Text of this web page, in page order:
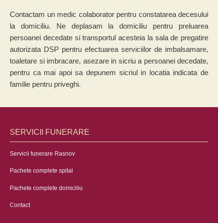
Contactam un medic colaborator pentru constatarea decesului
la domiciliu. Ne deplasam la domiciliu pentru preluarea
persoanei decedate si transportul acesteia la sala de pregatire
autorizata DSP pentru efectuarea serviciilor de imbalsamare,
toaletare si imbracare, asezare in sicriu a persoanei decedate,
pentru ca mai apoi sa depunem sicriul in locatia indicata de
familie pentru priveghi.
SERVICII FUNERARE
Servicii funerare Rasnov
Pachete complete spital
Pachete complete domiciliu
Contact